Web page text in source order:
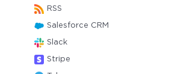
RSS
Salesforce CRM
Slack
Stripe